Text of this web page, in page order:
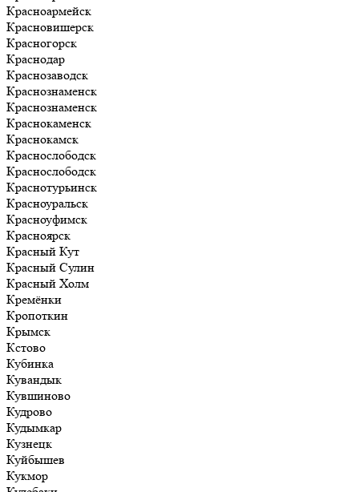
Красноармейск
Красновишерск
Красногорск
Краснодар
Краснозаводск
Краснознаменск
Краснознаменск
Краснокаменск
Краснокамск
Краснослободск
Краснослободск
Краснотурьинск
Красноуральск
Красноуфимск
Красноярск
Красный Кут
Красный Сулин
Красный Холм
Кремёнки
Кропоткин
Крымск
Кстово
Кубинка
Кувандык
Кувшиново
Кудрово
Кудымкар
Кузнецк
Куйбышев
Кукмор